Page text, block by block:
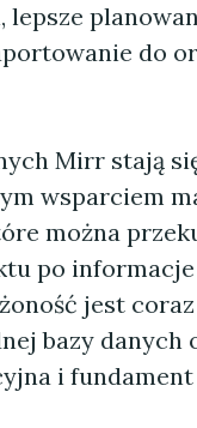
do
Mirr stają
wsparciem
można
po
jest
bazy
i